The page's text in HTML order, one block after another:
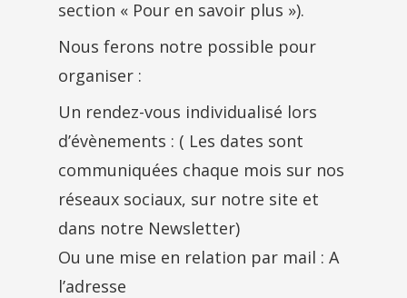
section « Pour en savoir plus »).
Nous ferons notre possible pour
organiser :
Un rendez-vous individualisé lors
d’évènements : ( Les dates sont
communiquées chaque mois sur nos
réseaux sociaux, sur notre site et
dans notre Newsletter)
Ou une mise en relation par mail : A
l’adresse